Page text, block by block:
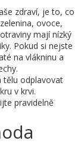
zdraví, je to, co
ovoce,
mají nízký
Pokud si nejste
na vlákninu a
tělu odplavovat
v krvi.
pravidelně